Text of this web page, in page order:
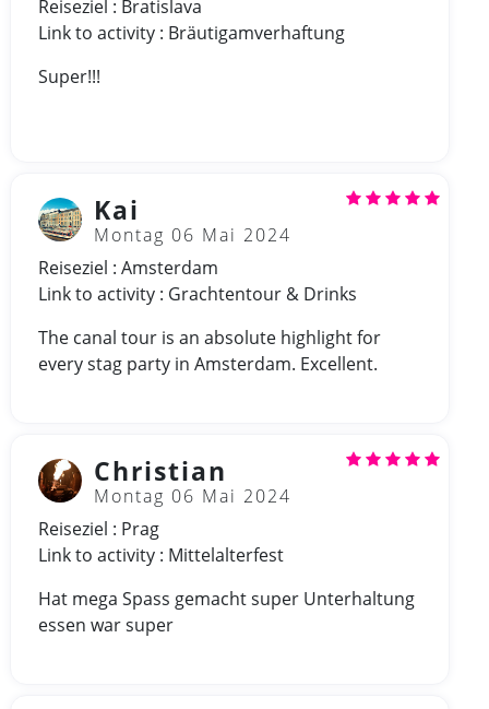
Reiseziel : Bratislava
Link to activity : Bräutigamverhaftung
Super!!!
Kai
Montag 06 Mai 2024
Reiseziel : Amsterdam
Link to activity : Grachtentour & Drinks
The canal tour is an absolute highlight for
every stag party in Amsterdam. Excellent.
Christian
Montag 06 Mai 2024
Reiseziel : Prag
Link to activity : Mittelalterfest
Hat mega Spass gemacht super Unterhaltung
essen war super